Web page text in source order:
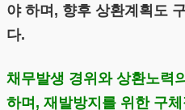
야 하며, 향후 상환계획도
다.
채무발생 경위와 상환노력
하며, 재발방지를 위한 구